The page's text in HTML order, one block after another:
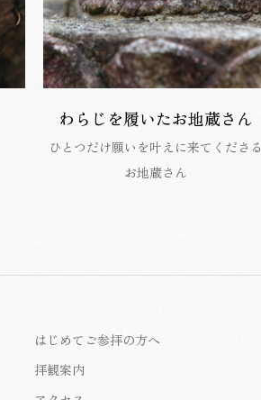
わらじを履いたお地蔵さん
ひとつだけ願いを叶えに来てくださる
お地蔵さん
はじめてご参拝の方へ
拝観案内